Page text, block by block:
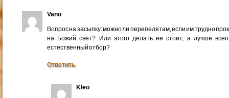
Vano
Вопрос на засыпку: можно ли перепелятам, если им трудно
на Божий свет? Или этого делать не стоит, а лучше
естественный отбор?
Ответить
Kleo